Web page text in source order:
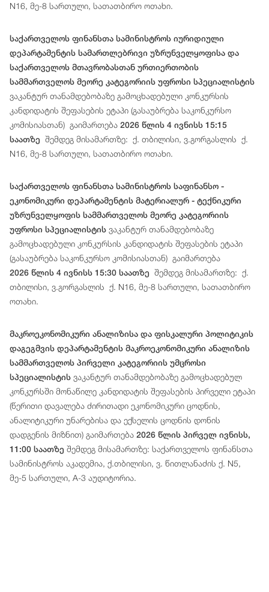
N16, მე-8 სართული, სათათბირო ოთახი.
საქართველოს ფინანსთა სამინისტროს იურიდიული
დეპარტამენტის სამართლებრივი უზრუნველყოფისა და
საქართველოს მთავრობასთან ურთიერთობის
სამმართველოს მეორე კატეგორიის უფროსი სპეციალისტის
ვაკანტურ თანამდებობაზე გამოცხადებული კონკურსის
კანდიდატის შეფასების ეტაპი (გასაუბრება საკონკურსო
კომისიასთან) გაიმართება 2026 წლის 4 ივნისს 15:15
საათზე შემდეგ მისამართზე: ქ. თბილისი, ვ.გორგასლის ქ.
N16, მე-8 სართული, სათათბირო ოთახი.
საქართველოს ფინანსთა სამინისტროს საფინანსო -
ეკონომიკური დეპარტამენტის მატერიალურ - ტექნიკური
უზრუნველყოფის სამმართველოს მეორე კატეგორიის
უფროსი სპეციალისტის ვაკანტურ თანამდებობაზე
გამოცხადებული კონკურსის კანდიდატის შეფასების ეტაპი
(გასაუბრება საკონკურსო კომისიასთან) გაიმართება
2026 წლის 4 ივნისს 15:30 საათზე შემდეგ მისამართზე: ქ.
თბილისი, ვ.გორგასლის ქ. N16, მე-8 სართული, სათათბირო
ოთახი.
მაკროეკონომიკური ანალიზისა და ფისკალური პოლიტიკის
დაგეგმვის დეპარტამენტის მაკროეკონომიკური ანალიზის
სამმართველოს პირველი კატეგორიის უმცროსი
სპეციალისტის ვაკანტურ თანამდებობაზე გამოცხადებულ
კონკურსში მონაწილე კანდიდატის შეფასების პირველი ეტაპი
(წერითი დავალება ძირითადი ეკონომიკური ცოდნის,
ანალიტიკური უნარებისა და ექსელის ცოდნის დონის
დადგენის მიზნით) გაიმართება 2026 წლის პირველ ივნისს,
11:00 საათზე შემდეგ მისამართზე: საქართველოს ფინანსთა
სამინისტროს აკადემია, ქ.თბილისი, ვ. წითლანაძის ქ. N5,
მე-5 სართული, A-3 აუდიტორია.